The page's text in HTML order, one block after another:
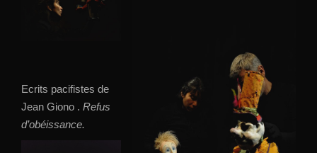
Ecrits pacifistes de
Jean Giono . Refus
d’obéissance.